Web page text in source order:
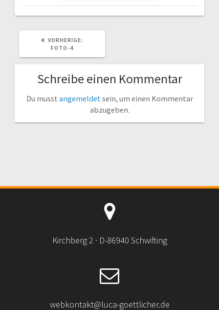
VORHERIGE:
FOTO-4
Schreibe einen Kommentar
Du musst angemeldet sein, um einen Kommentar
abzugeben.
Kirchberg 2 · D-86940 Schwifting
webkontakt@luca-goettlicher.de